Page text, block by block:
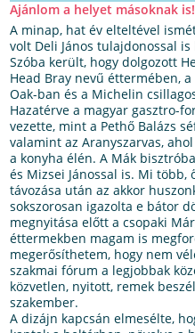
Ajánlom a helyet másoknak is!
A minap, hat év elteltével
volt Deli János tulajdonossal
Szóba került, hogy dolgozott
Head Bray nevű éttermében,
Oak-ban és a Michelin
Hazatérve a magyar gasztro-
vezette, mint a Pethő Balázs
valamint az Aranyszarvas,
a konyha élén. A Mák
és Mizsei Jánossal is. Mi több,
távozása után az akkor
sokszorosan igazolta e bátor
megnyitása előtt a csopaki
éttermekben magam is
megerősíthetem, hogy nem
szakmai fórum a legjobbak
közvetlen, nyitott, remek
szakember.
A dizájn kapcsán elmesélte,